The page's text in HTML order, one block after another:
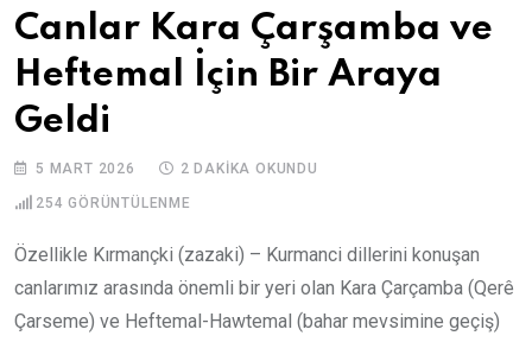
Canlar Kara Çarşamba ve
Heftemal İçin Bir Araya
Geldi
5 MART 2026 2 DAKIKA OKUNDU
254 GÖRÜNTÜLENME
Özellikle Kırmançki (zazaki) – Kurmanci dillerini konuşan
canlarımız arasında önemli bir yeri olan Kara Çarçamba (Qerê
Çarseme) ve Heftemal-Hawtemal (bahar mevsimine geçiş)